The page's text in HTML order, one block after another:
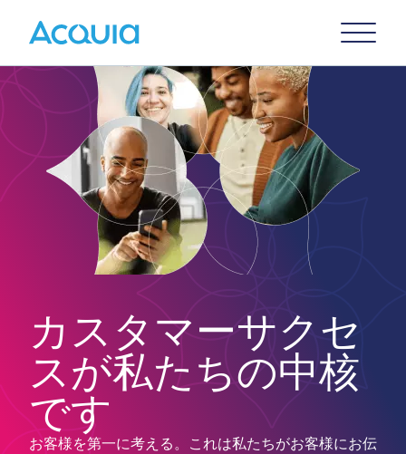
Menu
カスタマーサクセ
スが私たちの中核
です
お客様を第一に考える。これは私たちがお客様にお伝